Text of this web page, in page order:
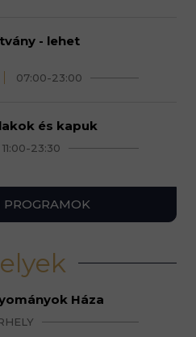
- lehet
07:00-23:00
és kapuk
11:00-23:30
Háza